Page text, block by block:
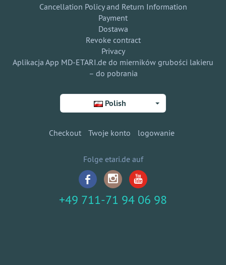
Cancellation Policy and Return Information
Payment
Dostawa
Revoke contract
Privacy
Aplikacja App MD-ETARI.de do mierników grubości lakieru
– do pobrania
Polish
Checkout Twoje konto logowanie
Folge etari.de auf
+49 711-71 94 06 98